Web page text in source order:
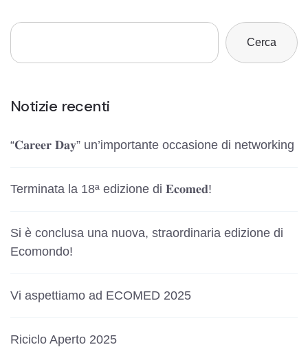
Cerca
Notizie recenti
“𝐂𝐚𝐫𝐞𝐞𝐫 𝐃𝐚𝐲” un’importante occasione di networking
Terminata la 18ª edizione di 𝐄𝐜𝐨𝐦𝐞𝐝!
Si è conclusa una nuova, straordinaria edizione di
Ecomondo!
Vi aspettiamo ad ECOMED 2025
Riciclo Aperto 2025